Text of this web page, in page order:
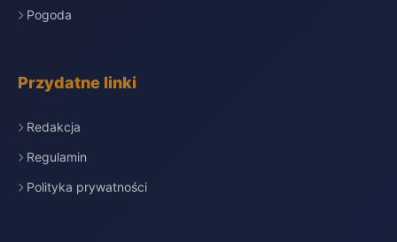
Pogoda
Przydatne linki
Redakcja
Regulamin
Polityka prywatności